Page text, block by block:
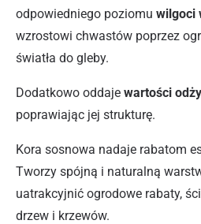
odpowiedniego poziomu wilgoci
wzrostowi chwastów poprzez
światła do gleby.
Dodatkowo oddaje wartości
poprawiając jej strukturę.
Kora sosnowa nadaje rabatom
Tworzy spójną i naturalną
uatrakcyjnić ogrodowe rabaty,
drzew i krzewów.